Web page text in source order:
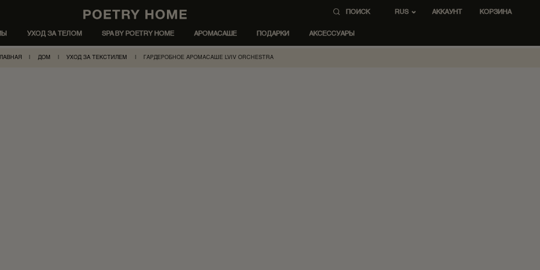
ПОИСК RUS AККАУНТ КОРЗИНА
УХОД ЗА ТЕЛОМ SPA BY POETRY HOME АРОМАСАШЕ ПОДАРКИ АКСЕССУАРЫ
ДОМ УХОД ЗА ТЕКСТИЛЕМ ГАРДЕРОБНОЕ АРОМАСАШЕ LVIV ORCHESTRA